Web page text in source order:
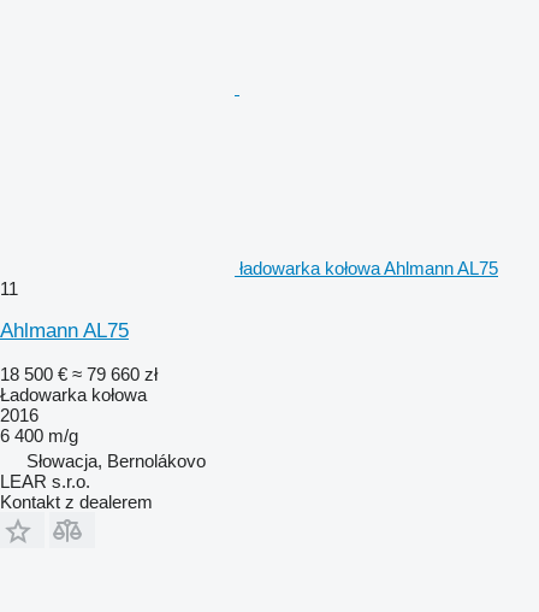
ładowarka kołowa Ahlmann AL75
11
Ahlmann AL75
18 500 € ≈ 79 660 zł
Ładowarka kołowa
2016
6 400 m/g
Słowacja, Bernolákovo
LEAR s.r.o.
Kontakt z dealerem